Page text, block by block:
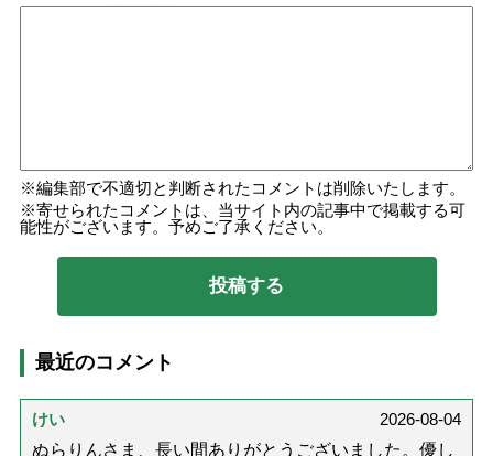
編集部で不適切と判断されたコメントは削除いたします。
寄せられたコメントは、当サイト内の記事中で掲載する可
能性がございます。予めご了承ください。
最近のコメント
けい
2026-08-04
ぬらりんさま、長い間ありがとうございました。優し